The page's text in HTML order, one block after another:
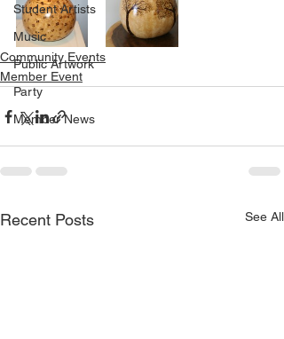
Student Artists
Music
Public Artwork
Party
Member News
Community Events
Member Event
Recent Posts See All